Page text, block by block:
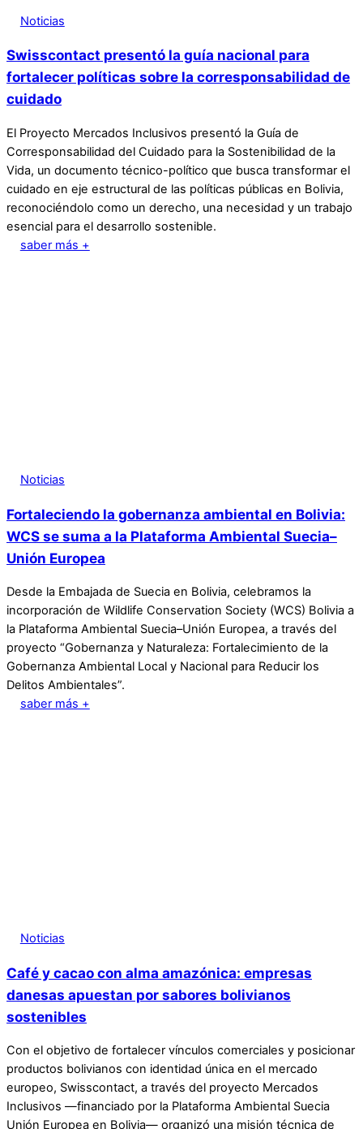
Noticias
Swisscontact presentó la guía nacional para
fortalecer políticas sobre la corresponsabilidad de
cuidado
El Proyecto Mercados Inclusivos presentó la Guía de
Corresponsabilidad del Cuidado para la Sostenibilidad de la
Vida, un documento técnico-político que busca transformar el
cuidado en eje estructural de las políticas públicas en Bolivia,
reconociéndolo como un derecho, una necesidad y un trabajo
esencial para el desarrollo sostenible.
saber más +
Noticias
Fortaleciendo la gobernanza ambiental en Bolivia:
WCS se suma a la Plataforma Ambiental Suecia–
Unión Europea
Desde la Embajada de Suecia en Bolivia, celebramos la
incorporación de Wildlife Conservation Society (WCS) Bolivia a
la Plataforma Ambiental Suecia–Unión Europea, a través del
proyecto “Gobernanza y Naturaleza: Fortalecimiento de la
Gobernanza Ambiental Local y Nacional para Reducir los
Delitos Ambientales”.
saber más +
Noticias
Café y cacao con alma amazónica: empresas
danesas apuestan por sabores bolivianos
sostenibles
Con el objetivo de fortalecer vínculos comerciales y posicionar
productos bolivianos con identidad única en el mercado
europeo, Swisscontact, a través del proyecto Mercados
Inclusivos —financiado por la Plataforma Ambiental Suecia
Unión Europea en Bolivia— organizó una misión técnica de